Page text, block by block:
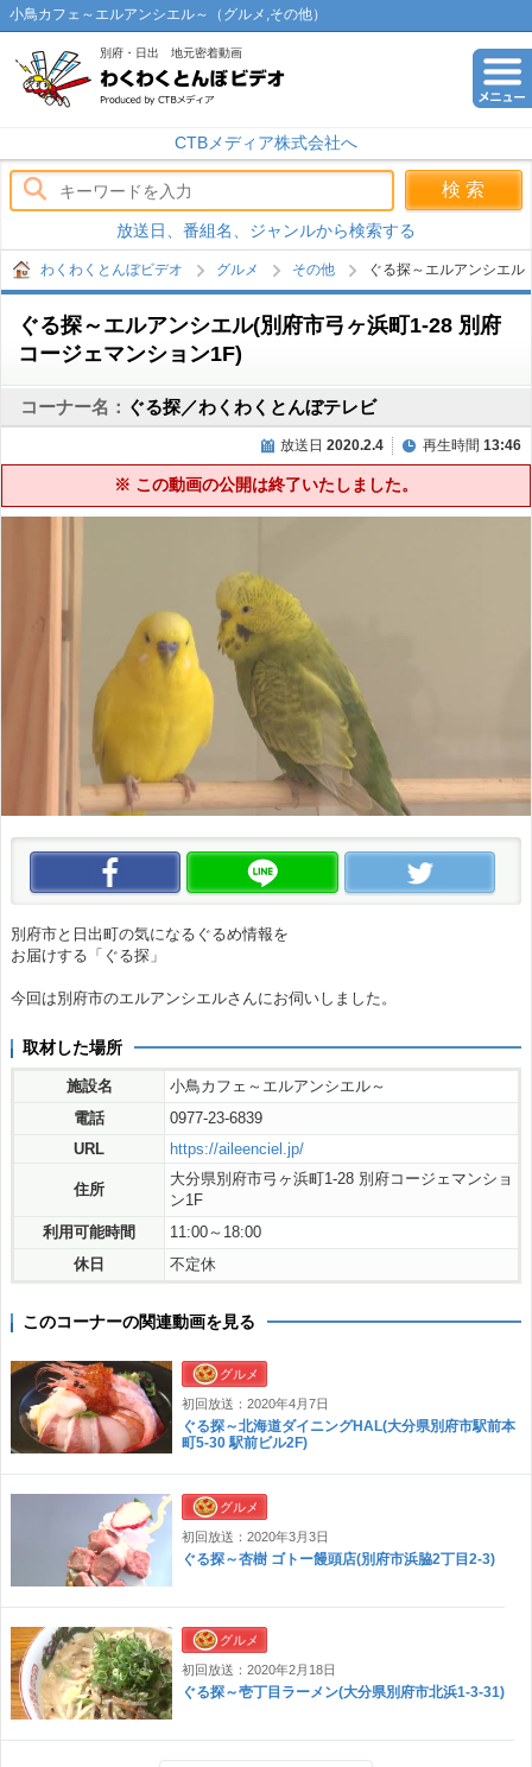
小鳥カフェ～エルアンシエル～（グルメ,その他）
別府・日出 地元密着動画
CTBメディア株式会社へ
放送日、番組名、ジャンルから検索する
わくわくとんぼビデオ グルメ その他 ぐる探～エルアンシエル
ぐる探～エルアンシエル(別府市弓ヶ浜町1-28 別府
コージェマンション1F)
コーナー名： ぐる探／わくわくとんぼテレビ
放送日 2020.2.4 再生時間 13:46
※ この動画の公開は終了いたしました。
この動画をいいね！ この動画をLINEで送る
別府市と日出町の気になるぐるめ情報を
お届けする「ぐる探」
今回は別府市のエルアンシエルさんにお伺いしました。
取材した場所
施設名
小鳥カフェ～エルアンシエル～
電話
0977-23-6839
URL
https://aileenciel.jp/
住所
大分県別府市弓ヶ浜町1-28 別府コージェマンショ
ン1F
利用可能時間
11:00～18:00
休日
不定休
このコーナーの関連動画を見る
グルメ
初回放送：2020年4月7日
ぐる探～北海道ダイニングHAL(大分県別府市駅前本
町5-30 駅前ビル2F)
グルメ
初回放送：2020年3月3日
ぐる探～杏樹 ゴトー饅頭店(別府市浜脇2丁目2-3)
グルメ
初回放送：2020年2月18日
ぐる探～壱丁目ラーメン(大分県別府市北浜1-3-31)